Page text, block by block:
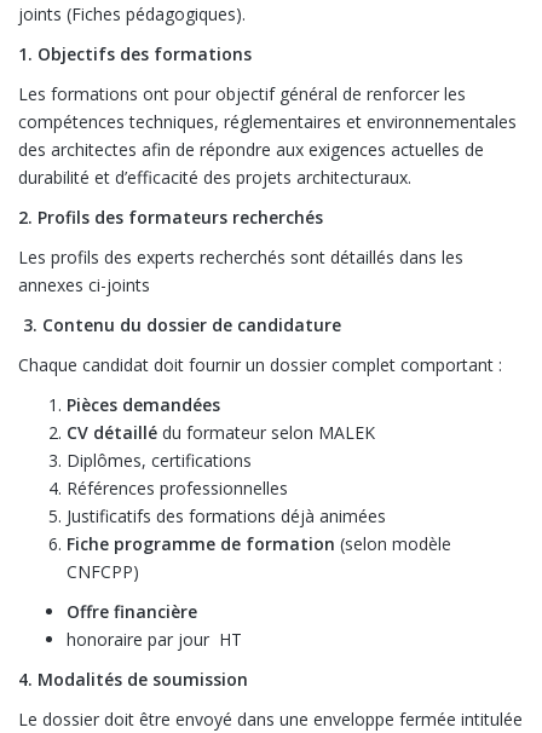
joints (Fiches pédagogiques).
1. Objectifs des formations
Les formations ont pour objectif général de renforcer les
compétences techniques, réglementaires et environnementales
des architectes afin de répondre aux exigences actuelles de
durabilité et d’efficacité des projets architecturaux.
2. Profils des formateurs recherchés
Les profils des experts recherchés sont détaillés dans les
annexes ci-joints
3. Contenu du dossier de candidature
Chaque candidat doit fournir un dossier complet comportant :
Pièces demandées
CV détaillé du formateur selon MALEK
Diplômes, certifications
Références professionnelles
Justificatifs des formations déjà animées
Fiche programme de formation (selon modèle
CNFCPP)
Offre financière
honoraire par jour HT
4. Modalités de soumission
Le dossier doit être envoyé dans une enveloppe fermée intitulée